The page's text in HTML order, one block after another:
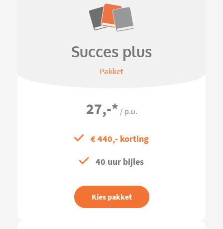
Succes plus
Pakket
27,-* / p.u.
€ 440,- korting
40 uur bijles
Kies pakket